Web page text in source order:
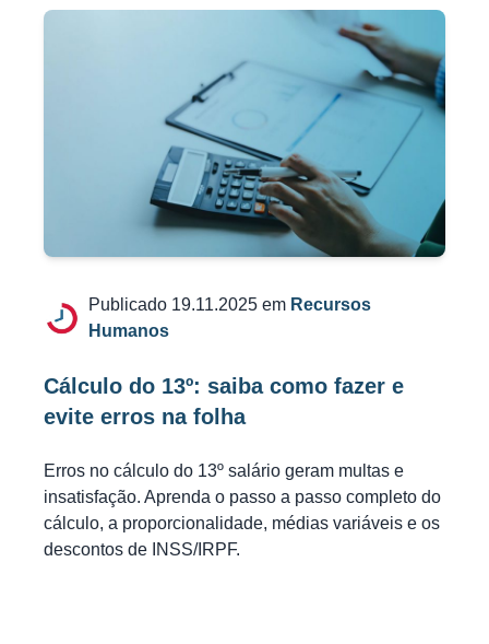
Publicado 19.11.2025 em Recursos
Humanos
Cálculo do 13º: saiba como fazer e
evite erros na folha
Erros no cálculo do 13º salário geram multas e
insatisfação. Aprenda o passo a passo completo do
cálculo, a proporcionalidade, médias variáveis e os
descontos de INSS/IRPF.